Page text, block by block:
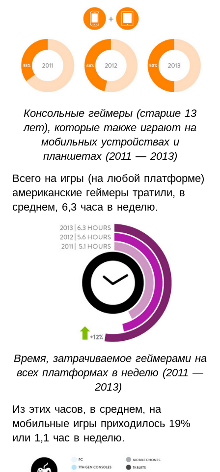
Консольные геймеры (старше 13
лет), которые также играют на
мобильных устройствах и
планшетах (2011 — 2013)
Всего на игры (на любой платформе)
американские геймеры тратили, в
среднем, 6,3 часа в неделю.
Время, затрачиваемое геймерами на
всех платформах в неделю (2011 —
2013)
Из этих часов, в среднем, на
мобильные игры приходилось 19%
или 1,1 час в неделю.